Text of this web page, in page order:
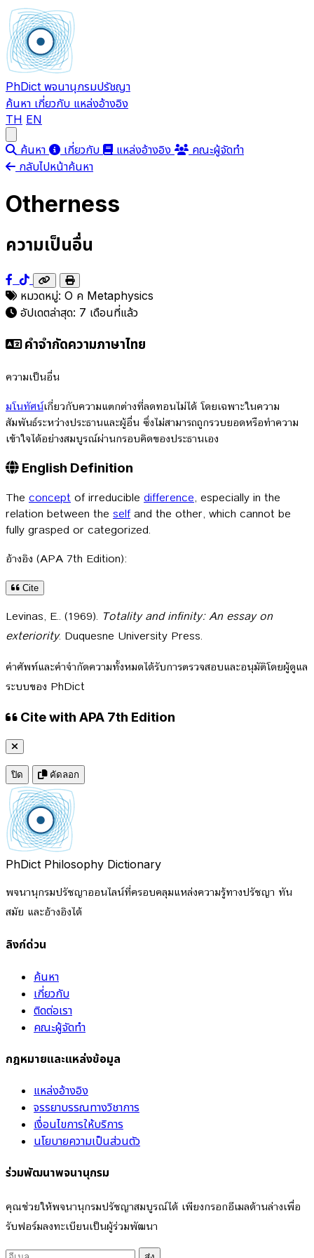
PhDict พจนานุกรมปรัชญา
ค้นหา เกี่ยวกับ แหล่งอ้างอิง
TH EN
ค้นหา เกี่ยวกับ แหล่งอ้างอิง
คณะผู้จัดทำ
กลับไปหน้าค้นหา
Otherness
ความเป็นอื่น
หมวดหมู่: O ค Metaphysics
อัปเดตล่าสุด: 7 เดือนที่แล้ว
คำจำกัดความภาษาไทย
ความเป็นอื่น
มโนทัศน์เกี่ยวกับความแตกต่างที่ลดทอนไม่ได้ โดยเฉพาะในความ
สัมพันธ์ระหว่างประธานและผู้อื่น ซึ่งไม่สามารถถูกรวบยอดหรือทำความ
เข้าใจได้อย่างสมบูรณ์ผ่านกรอบคิดของประธานเอง
English Definition
The concept of irreducible difference, especially in the
relation between the selfand the other, which cannot be
fully grasped or categorized.
อ้างอิง (APA 7th Edition):
Cite
Levinas, E.. (1969). Totality and infinity: An essay on
exteriority. Duquesne University Press.
คำศัพท์และคำจำกัดความทั้งหมดได้รับการตรวจสอบและอนุมัติโดยผู้ดูแล
ระบบของ PhDict
Cite with APA 7th Edition
ปิด คัดลอก
PhDict Philosophy Dictionary
พจนานุกรมปรัชญาออนไลน์ที่ครอบคลุมแหล่งความรู้ทางปรัชญา ทัน
สมัย และอ้างอิงได้
ลิงก์ด่วน
ค้นหา
เกี่ยวกับ
ติดต่อเรา
คณะผู้จัดทำ
กฎหมายและแหล่งข้อมูล
แหล่งอ้างอิง
จรรยาบรรณทางวิชาการ
เงื่อนไขการให้บริการ
นโยบายความเป็นส่วนตัว
ร่วมพัฒนาพจนานุกรม
คุณช่วยให้พจนานุกรมปรัชญาสมบูรณ์ได้ เพียงกรอกอีเมลด้านล่างเพื่อ
รับฟอร์มลงทะเบียนเป็นผู้ร่วมพัฒนา